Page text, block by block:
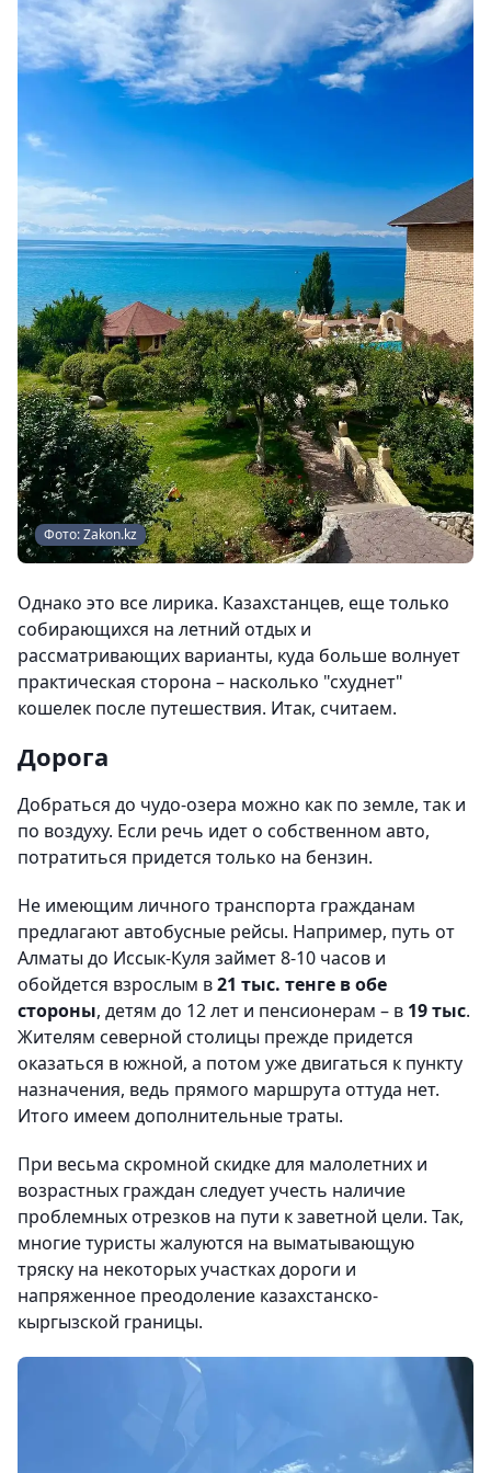
Фото: Zakon.kz
Однако это все лирика. Казахстанцев, еще только
собирающихся на летний отдых и
рассматривающих варианты, куда больше волнует
практическая сторона – насколько "схуднет"
кошелек после путешествия. Итак, считаем.
Дорога
Добраться до чудо-озера можно как по земле, так и
по воздуху. Если речь идет о собственном авто,
потратиться придется только на бензин.
Не имеющим личного транспорта гражданам
предлагают автобусные рейсы. Например, путь от
Алматы до Иссык-Куля займет 8-10 часов и
обойдется взрослым в21 тыс. тенге в обе
стороны, детям до 12 лет и пенсионерам – в 19 тыс.
Жителям северной столицы прежде придется
оказаться в южной, а потом уже двигаться к пункту
назначения, ведь прямого маршрута оттуда нет.
Итого имеем дополнительные траты.
При весьма скромной скидке для малолетних и
возрастных граждан следует учесть наличие
проблемных отрезков на пути к заветной цели. Так,
многие туристы жалуются на выматывающую
тряску на некоторых участках дороги и
напряженное преодоление казахстанско-
кыргызской границы.